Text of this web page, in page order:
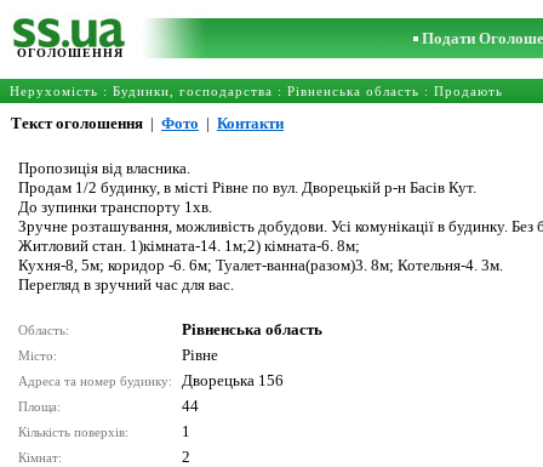
ОГОЛОШЕННЯ
Подати
Нерухомість : Будинки, господарства : Рівненська область : Продають
Текст оголошення | Фото | Контакти
Пропозиція від власника.
Продам 1/2 будинку, в місті Рівне по вул. Дворецькій р-н Басів Кут.
До зупинки транспорту 1хв.
Зручне розташування, можливість добудови. Усі комунікації в будинку.
Житловий стан. 1)кімната-14. 1м;2) кімната-6. 8м;
Кухня-8, 5м; коридор -6. 6м; Туалет-ванна(разом)3. 8м; Котельня-4. 3м.
Перегляд в зручний час для вас.
Область: Рівненська область
Місто: Рівне
Адреса та номер будинку: Дворецька 156
Площа: 44
Кількість поверхів: 1
Кімнат: 2